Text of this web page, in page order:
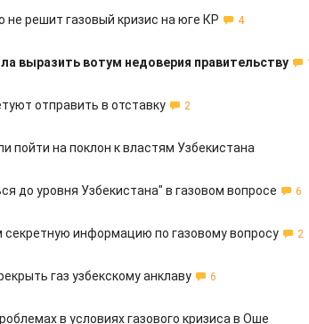
решит газовый кризис на юге КР 4
выразить вотум недоверия правительству
отправить в отставку 2
пойти на поклон к властям Узбекистана
до уровня Узбекистана" в газовом вопросе 6
информацию по газовому вопросу 2
газ узбекскому анклаву 6
в условиях газового кризиса в Оше